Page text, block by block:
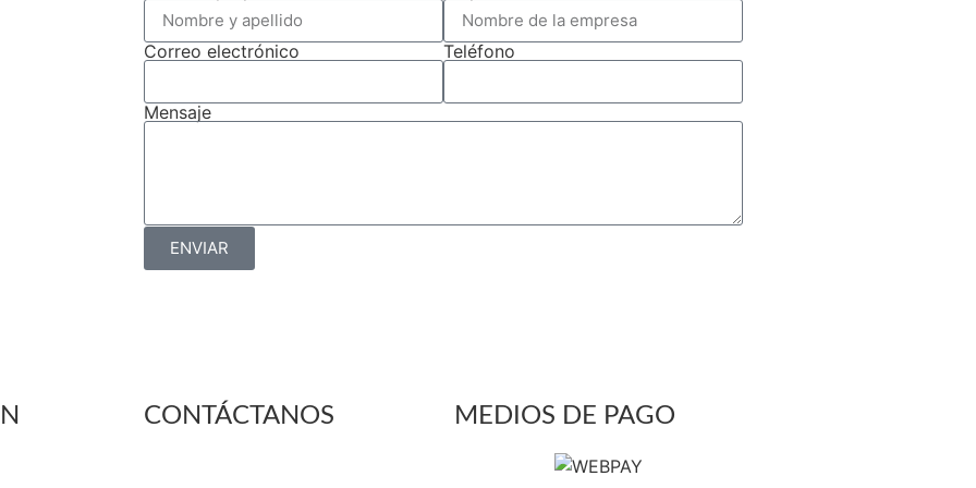
Correo electrónico Teléfono
Mensaje
ENVIAR
CONTÁCTANOS MEDIOS DE PAGO